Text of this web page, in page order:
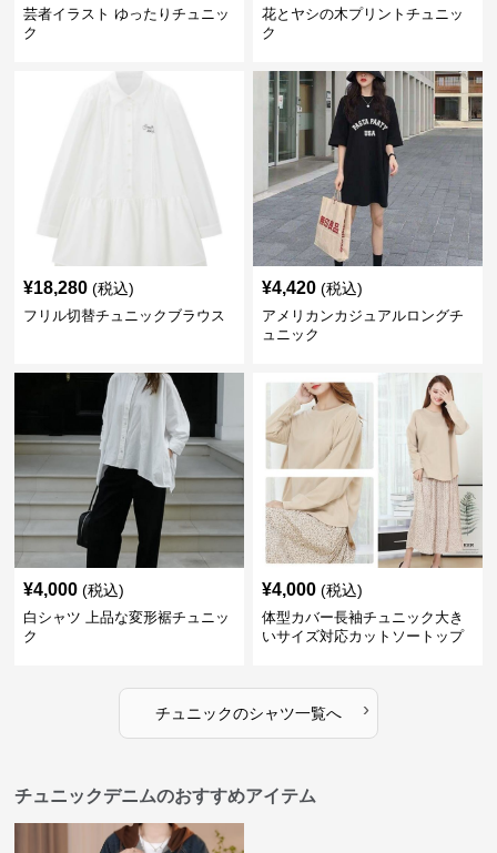
芸者イラスト ゆったりチュニッ
ク
花とヤシの木プリントチュニッ
ク
¥18,280 (税込)
フリル切替チュニックブラウス
¥4,420 (税込)
アメリカンカジュアルロングチ
ュニック
¥4,000 (税込)
白シャツ 上品な変形裾チュニッ
ク
¥4,000 (税込)
体型カバー長袖チュニック大き
いサイズ対応カットソートップ
チュニックのシャツ一覧へ ›
チュニックデニムのおすすめアイテム